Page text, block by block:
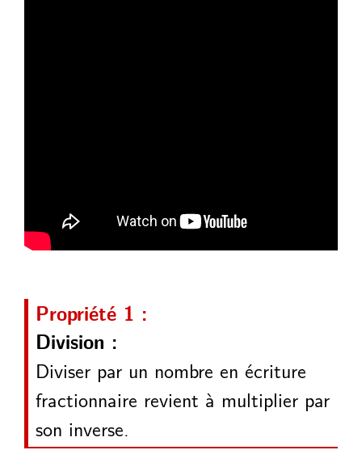
Propriété 1 :
Division :
Diviser par un nombre en écriture
fractionnaire revient à multiplier par
son inverse.